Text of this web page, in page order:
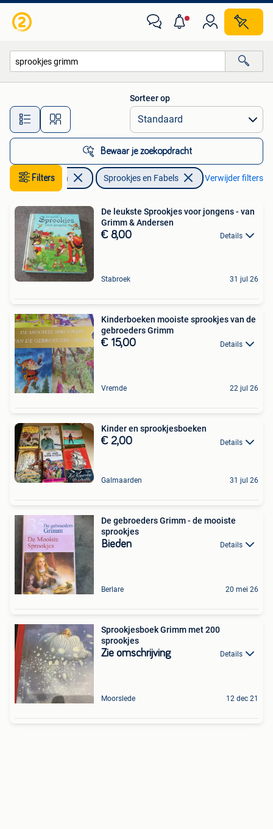
Alle afstanden…
Sorteer op
Bewaar je zoekopdracht
Filters
Boeken Sprookjes en Fabels Verwijder filters
De leukste Sprookjes voor jongens - van
Grimm & Andersen
€ 8,00 Details
Stabroek 31 jul 26
Kinderboeken mooiste sprookjes van de
gebroeders Grimm
€ 15,00 Details
Vremde 22 jul 26
Kinder en sprookjesboeken
€ 2,00 Details
Galmaarden 31 jul 26
De gebroeders Grimm - de mooiste
sprookjes
Bieden Details
Berlare 20 mei 26
Sprookjesboek Grimm met 200
sprookjes
Zie omschrijving Details
Moorslede 12 dec 21